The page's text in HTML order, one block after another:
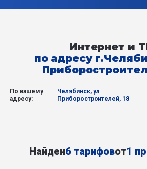
Интернет и
по адресу
По вашему
адресу:
Челябинск, ул
Приборостроителей, 18
Найден6 тарифовот1